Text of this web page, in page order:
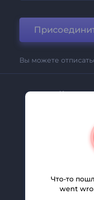
Вы можете
Помощь И
Политика
Что-то
went